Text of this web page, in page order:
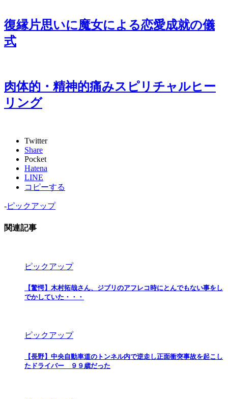
復縁片思いに魔女による恋愛成就の儀
式
肉体的・精神的痛みスピリチャルヒー
リング
Twitter
Share
Pocket
Hatena
LINE
コピーする
-ピックアップ
関連記事
ピックアップ
【驚愕】木村拓哉さん、ジブリのアフレコ時にとんでもない事をし
でかしていた・・・
ピックアップ
【長野】中央自動車道のトンネル内で逆走し正面衝突事故を起こし
たドライバー ９９歳だった